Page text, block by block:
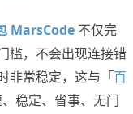
MarsCode 不仅完
槛，不会出现连接错
非常稳定，这与「百
稳定、省事、无门